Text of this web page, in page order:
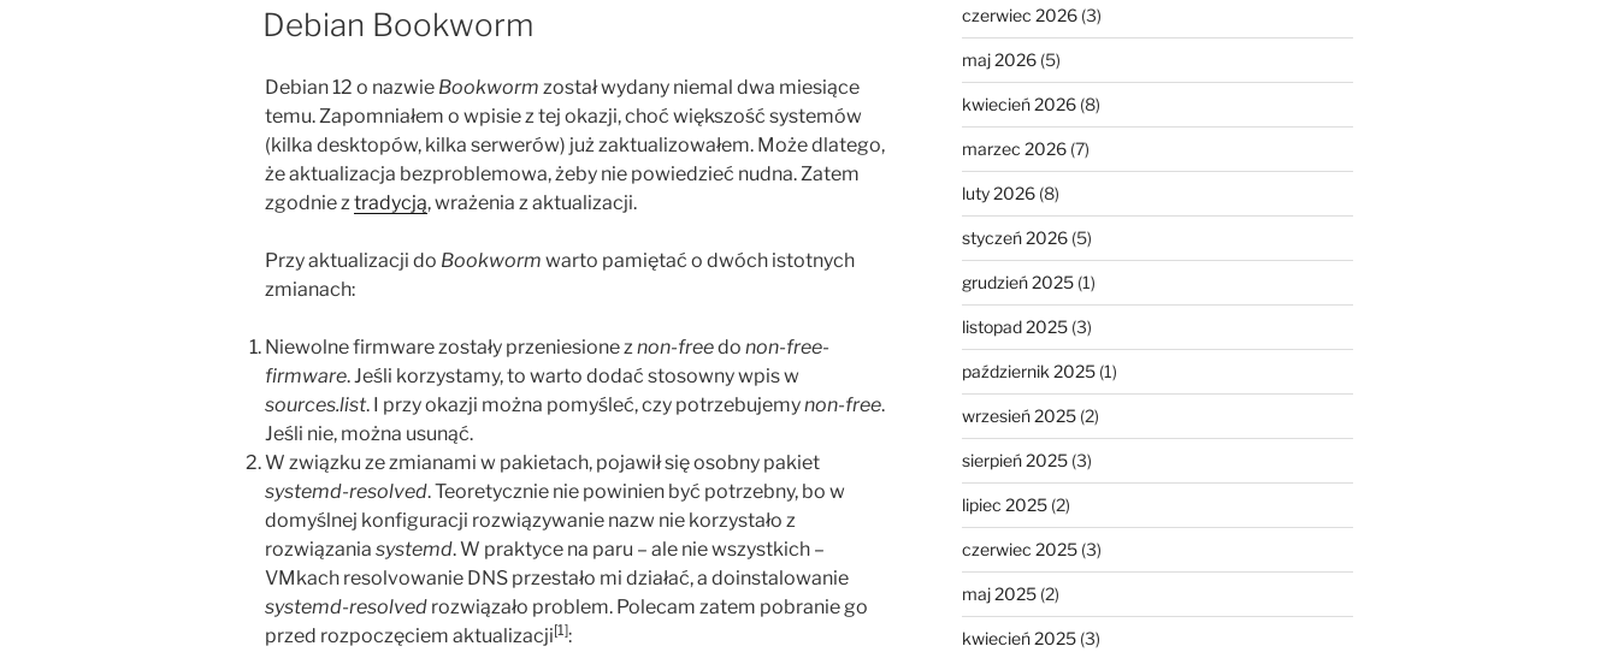
W
Debian Bookworm
Debian 12 o nazwie Bookworm został wydany niemal dwa miesiące
temu. Zapomniałem o wpisie z tej okazji, choć większość systemów
(kilka desktopów, kilka serwerów) już zaktualizowałem. Może dlatego,
że aktualizacja bezproblemowa, żeby nie powiedzieć nudna. Zatem
zgodnie ztradycją, wrażenia z aktualizacji.
Przy aktualizacji do Bookworm warto pamiętać o dwóch istotnych
zmianach:
Niewolne firmware zostały przeniesione znon-freedo non-free-
firmware. Jeśli korzystamy, to warto dodać stosowny wpis w
sources.list. I przy okazji można pomyśleć, czy potrzebujemynon-free.
Jeśli nie, można usunąć.
W związku ze zmianami w pakietach, pojawił się osobny pakiet
systemd-resolved. Teoretycznie nie powinien być potrzebny, bo w
domyślnej konfiguracji rozwiązywanie nazw nie korzystało z
rozwiązania systemd. W praktyce na paru – ale nie wszystkich –
VMkach resolvowanie DNS przestało mi działać, a doinstalowanie
systemd-resolved rozwiązało problem. Polecam zatem pobranie go
przed rozpoczęciem aktualizacji[1]:
czerwiec 2026(3)
maj 2026(5)
kwiecień 2026(8)
marzec 2026(7)
luty 2026(8)
styczeń 2026(5)
grudzień 2025(1)
listopad 2025(3)
październik 2025(1)
wrzesień 2025(2)
sierpień 2025(3)
lipiec 2025(2)
czerwiec 2025(3)
maj 2025(2)
kwiecień 2025(3)